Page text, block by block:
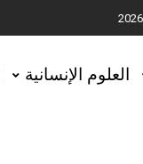
العلوم الإنسانية